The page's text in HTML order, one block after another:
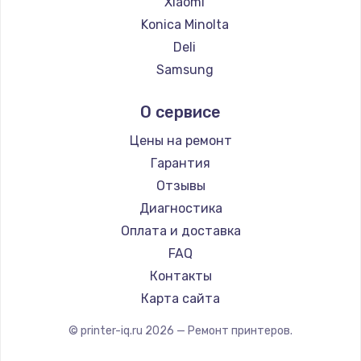
Заказать
Ремонт капиллярной трубки
Заказать
Ремонт электропроводки
820 руб.
Заказать
Замена панели управления
1240 руб.
Заказать
Прошивка
Konica Minolta
Deli
Samsung
Lexmark
Sharp
TSC
Fujitsu
Godex
О сервисе
Цены на ремонт
Гарантия
Отзывы
Диагностика
Оплата и доставка
FAQ
Контакты
Карта сайта
© printer-iq.ru 2026 — Ремонт принтеров.